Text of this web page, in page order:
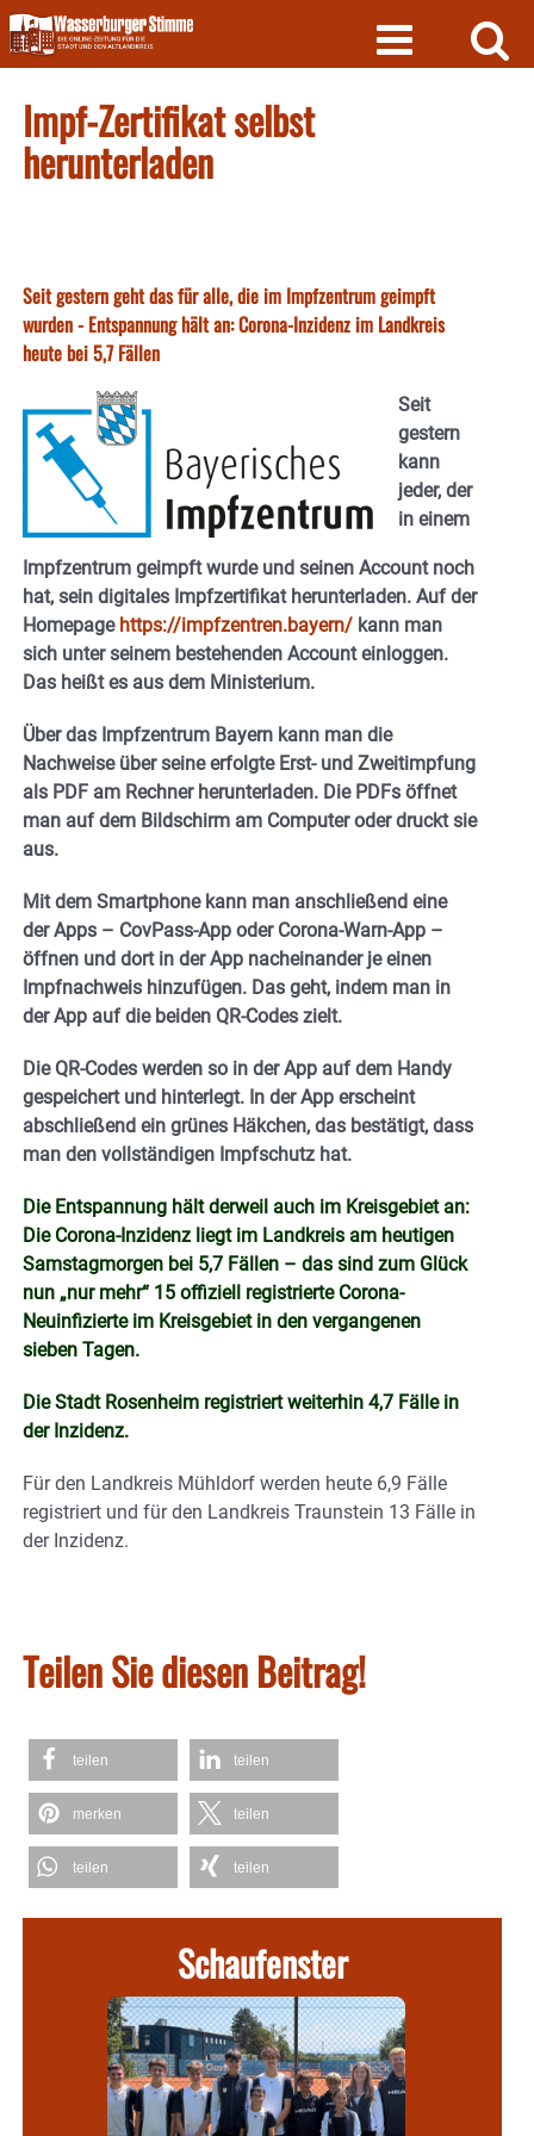
Skip
to
content
Impf-Zertifikat selbst
herunterladen
Seit gestern geht das für alle, die im Impfzentrum geimpft
wurden - Entspannung hält an: Corona-Inzidenz im Landkreis
heute bei 5,7 Fällen
Seit
gestern
kann
jeder, der
in einem
Impfzentrum geimpft wurde und seinen Account noch
hat, sein digitales Impfzertifikat herunterladen. Auf der
Homepage https://impfzentren.bayern/ kann man
sich unter seinem bestehenden Account einloggen.
Das heißt es aus dem Ministerium.
Über das Impfzentrum Bayern kann man die
Nachweise über seine erfolgte Erst- und Zweitimpfung
als PDF am Rechner herunterladen. Die PDFs öffnet
man auf dem Bildschirm am Computer oder druckt sie
aus.
Mit dem Smartphone kann man anschließend eine
der Apps – CovPass-App oder Corona-Warn-App –
öffnen und dort in der App nacheinander je einen
Impfnachweis hinzufügen. Das geht, indem man in
der App auf die beiden QR-Codes zielt.
Die QR-Codes werden so in der App auf dem Handy
gespeichert und hinterlegt. In der App erscheint
abschließend ein grünes Häkchen, das bestätigt, dass
man den vollständigen Impfschutz hat.
Die Entspannung hält derweil auch im Kreisgebiet an:
Die Corona-Inzidenz liegt im Landkreis am heutigen
Samstagmorgen bei 5,7 Fällen – das sind zum Glück
nun „nur mehr“ 15 offiziell registrierte Corona-
Neuinfizierte im Kreisgebiet in den vergangenen
sieben Tagen.
Die Stadt Rosenheim registriert weiterhin 4,7 Fälle in
der Inzidenz.
Für den Landkreis Mühldorf werden heute 6,9 Fälle
registriert und für den Landkreis Traunstein 13 Fälle in
der Inzidenz.
Teilen Sie diesen Beitrag!
teilen teilen
merken teilen
teilen teilen
Schaufenster